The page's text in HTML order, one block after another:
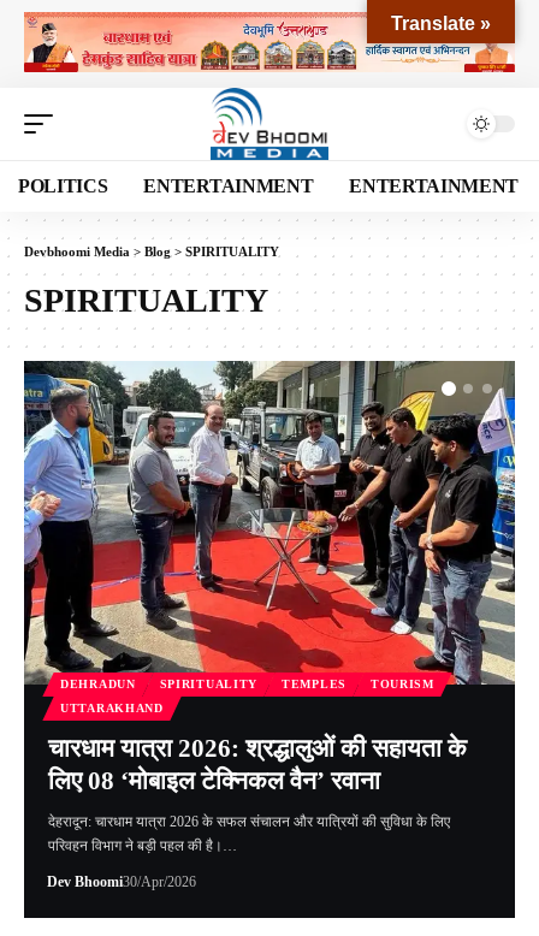
POLITICS ENTERTAINMENT ENTERTAINMENT
Devbhoomi Media > Blog > SPIRITUALITY
SPIRITUALITY
DEHRADUN SPIRITUALITY TEMPLES
TOURISM
UTTARAKHAND
चारधाम यात्रा 2026: श्रद्धालुओं की सहायता के
लिए 08 ‘मोबाइल टेक्निकल वैन’ रवाना
देहरादून: चारधाम यात्रा 2026 के सफल संचालन और यात्रियों की सुविधा के लिए
परिवहन विभाग ने बड़ी पहल की है।…
Dev Bhoomi30/Apr/2026
Translate »